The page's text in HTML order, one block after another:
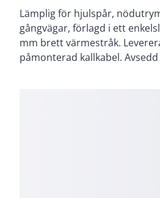
Lämplig för hjulspår,
gångvägar, förlagd i ett
mm brett värmestråk.
påmonterad kallkabel.
ingjuten i betong eller i
plattor. Även för förläggning